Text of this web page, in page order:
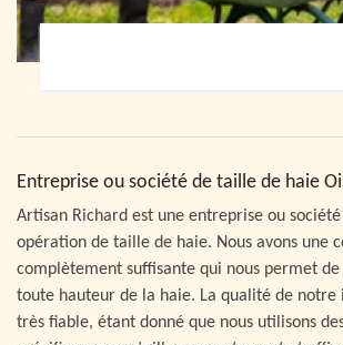
Entreprise ou société de taille de haie
Artisan Richard est une entreprise ou
opération de taille de haie. Nous avons une
complètement suffisante qui nous permet
toute hauteur de la haie. La qualité de notre
très fiable, étant donné que nous utilisons